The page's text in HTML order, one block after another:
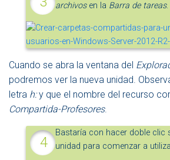
archivosen la Barra de tareas.
Cuando se abra la ventana del
podremos ver la nueva unidad.
letra h:y que el nombre del recurso
Compartida-Profesores.
Bastaría con hacer doble clic
unidad para comenzar a